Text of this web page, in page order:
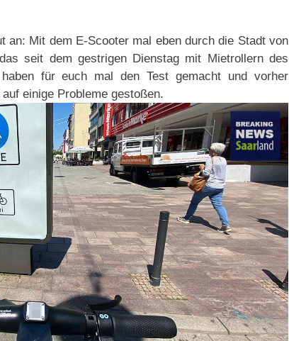
an: Mit dem E-Scooter mal eben durch die Stadt von
seit dem gestrigen Dienstag mit Mietrollern des
für euch mal den Test gemacht und vorher
einige Probleme gestoßen.